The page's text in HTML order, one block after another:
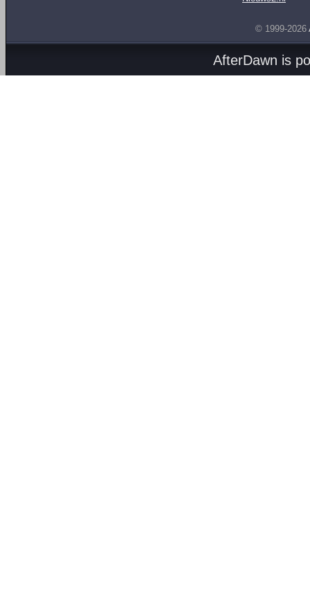
© 1999-2026
AfterDawn is